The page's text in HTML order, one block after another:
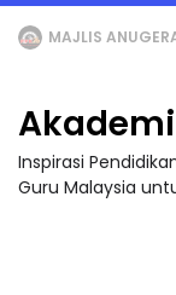
LIVE 🔴 [LIVE] MATEMATIK
Inspirasi
Guru Malaysia